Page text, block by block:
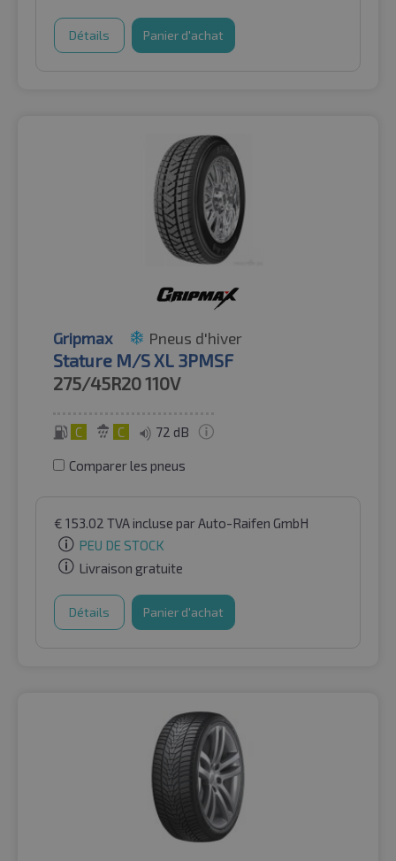
Détails Panier d'achat
Gripmax Pneus d'hiver
Stature M/S XL 3PMSF
275/45R20110V
C C 72 dB
Comparer les pneus
€ 153.02 TVA incluse par Auto-Raifen GmbH
PEU DE STOCK
Livraison gratuite
Détails Panier d'achat